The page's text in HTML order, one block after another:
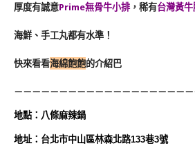
厚度有誠意Prime無骨牛小排，稀有台灣黃
海鮮、手工丸都有水準！
快來看看海綿飽飽的介紹巴
－－－－－－－－－－－－－－－－－－－
地點：八條麻辣鍋
地址：台北市中山區林森北路133巷3號